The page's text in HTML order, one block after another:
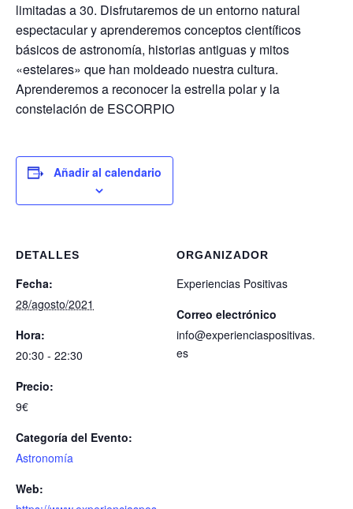
limitadas a 30. Disfrutaremos de un entorno natural
espectacular y aprenderemos conceptos científicos
básicos de astronomía, historias antiguas y mitos
«estelares» que han moldeado nuestra cultura.
Aprenderemos a reconocer la estrella polar y la
constelación de ESCORPIO
Añadir al calendario
DETALLES
Fecha:
28/agosto/2021
Hora:
20:30 - 22:30
Precio:
9€
Categoría del Evento:
Astronomía
Web:
ORGANIZADOR
Experiencias Positivas
Correo electrónico
info@experienciaspositivas.
es